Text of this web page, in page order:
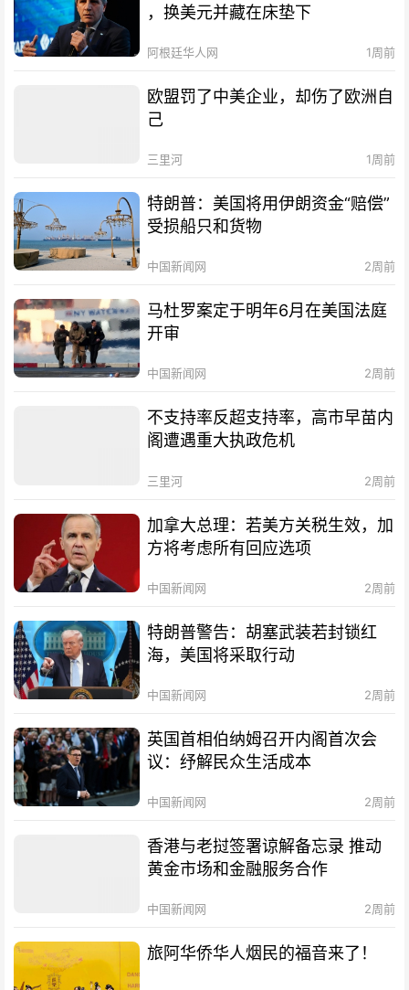
，换美元并藏在床垫下
阿根廷华人网 1周前
欧盟罚了中美企业，却伤了欧洲自
己
三里河 1周前
特朗普：美国将用伊朗资金“赔偿”
受损船只和货物
中国新闻网 2周前
马杜罗案定于明年6月在美国法庭
开审
中国新闻网 2周前
不支持率反超支持率，高市早苗内
阁遭遇重大执政危机
三里河 2周前
加拿大总理：若美方关税生效，加
方将考虑所有回应选项
中国新闻网 2周前
特朗普警告：胡塞武装若封锁红
海，美国将采取行动
中国新闻网 2周前
英国首相伯纳姆召开内阁首次会
议：纾解民众生活成本
中国新闻网 2周前
香港与老挝签署谅解备忘录 推动
黄金市场和金融服务合作
中国新闻网 2周前
旅阿华侨华人烟民的福音来了！